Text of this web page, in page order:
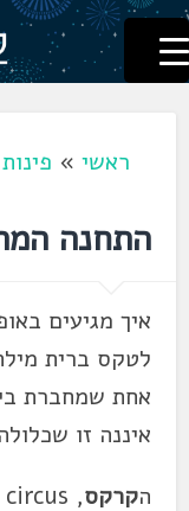
דלג
לתוכן
לשוניאדה
עברית. לשון. שפה
ראשי»
התחנה
איך מגיעים
לטקס ברית
אחת שמחברת
איננה זו
הקרקס